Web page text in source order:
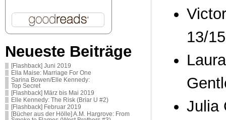
Neueste Beiträge
[Flashback] Juni 2019
Ella Maise: Marriage For One
Sarina Bowen/Elle Kennedy:
Top Secret
[Flashback] März bis Mai 2019
Elle Kennedy: The Risk (Briar U #2)
[Flashback] Februar 2019
[Bücher aus der Hölle] A.M. Hargrove: From
13/15
Julia